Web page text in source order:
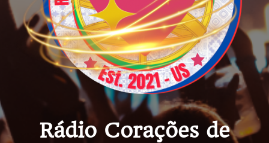
Rádio Corações de